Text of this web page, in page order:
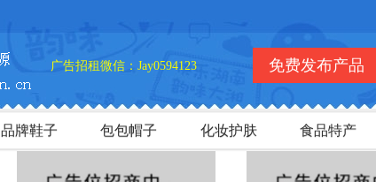
广告招租微信：Jay0594123 免费发布产品
品牌鞋子 包包帽子 化妆护肤 食品特产